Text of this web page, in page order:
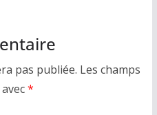
pas publiée. Les champs
*